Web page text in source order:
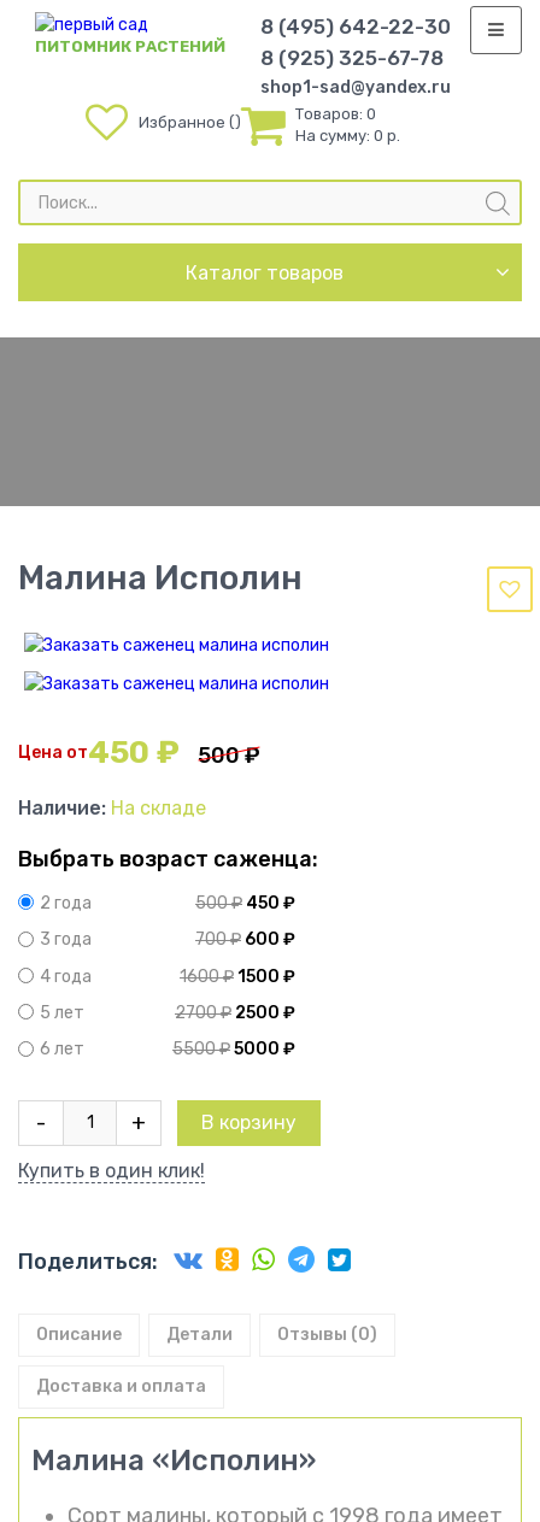
ПИТОМНИК РАСТЕНИЙ
8 (495) 642-22-30
8 (925) 325-67-78
shop1-sad@yandex.ru
Избранное Товаров: 0
На сумму: 0 р.
Поиск
товаров
Каталог товаров
Малина Исполин
Цена от 500₽
450 ₽
Наличие: На складе
Выбрать возраст саженца:
2 года 500₽ 450 ₽
3 года
700₽ 600 ₽
4 года
1600₽1500 ₽
5 лет
2700₽ 2500 ₽
6 лет
5500₽5000 ₽
-
Количество
Малина
+ В корзину
Купить в один клик!
Поделиться:
Описание Детали Отзывы (0)
Доставка и оплата
Малина «Исполин»
Сорт малины, который с 1998 года имеет